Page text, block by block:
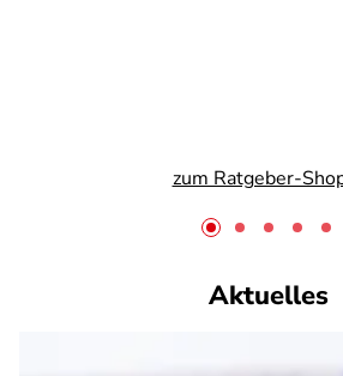
zum Ratgeber-
Aktuelles